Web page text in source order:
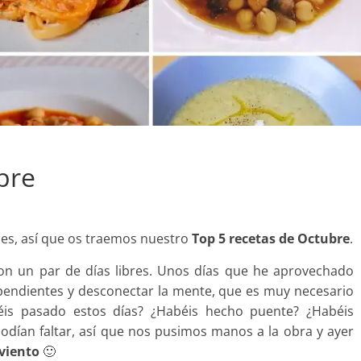
así que os traemos nuestro Top 5 recetas de Octubre.
un par de días libres. Unos días que he aprovechado
y desconectar la mente, que es muy necesario
estos días? ¿Habéis hecho puente? ¿Habéis
faltar, así que nos pusimos manos a la obra y ayer
🙂